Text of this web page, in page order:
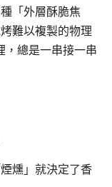
「外層酥脆焦
難以複製的物理
，總是一串接一串
燻」就決定了香